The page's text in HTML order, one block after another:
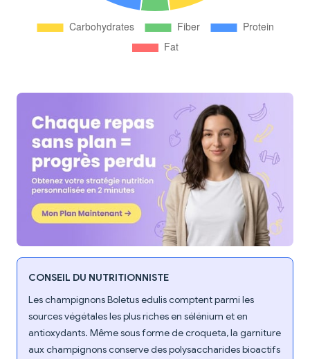
CONSEIL DU NUTRITIONNISTE
Les champignons Boletus edulis comptent parmi les
sources végétales les plus riches en sélénium et en
antioxydants. Même sous forme de croqueta, la garniture
aux champignons conserve des polysaccharides bioactifs